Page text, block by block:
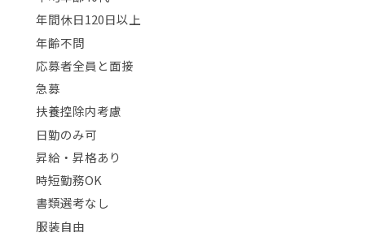
年間休日120日以上
年齢不問
応募者全員と面接
急募
扶養控除内考慮
日勤のみ可
昇給・昇格あり
時短勤務OK
書類選考なし
服装自由